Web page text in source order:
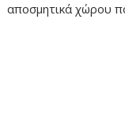
αποσμητικά χώρου